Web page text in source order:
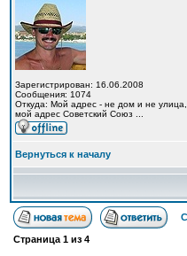
Зарегистрирован: 16.06.2008
Сообщения: 1074
Откуда: Мой адрес - не дом и не улица,
мой адрес Советский Союз ...
Вернуться к началу
Страница 1 из 4